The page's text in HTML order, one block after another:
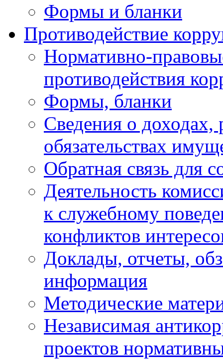
Формы и бланки
Противодействие
Нормативно-
противодействия
Формы, бланки
Сведения о доходах,
обязательствах
Обратная связь для
Деятельность
к служебному
конфликтов
Доклады, отчеты,
информация
Методические
Независимая
проектов